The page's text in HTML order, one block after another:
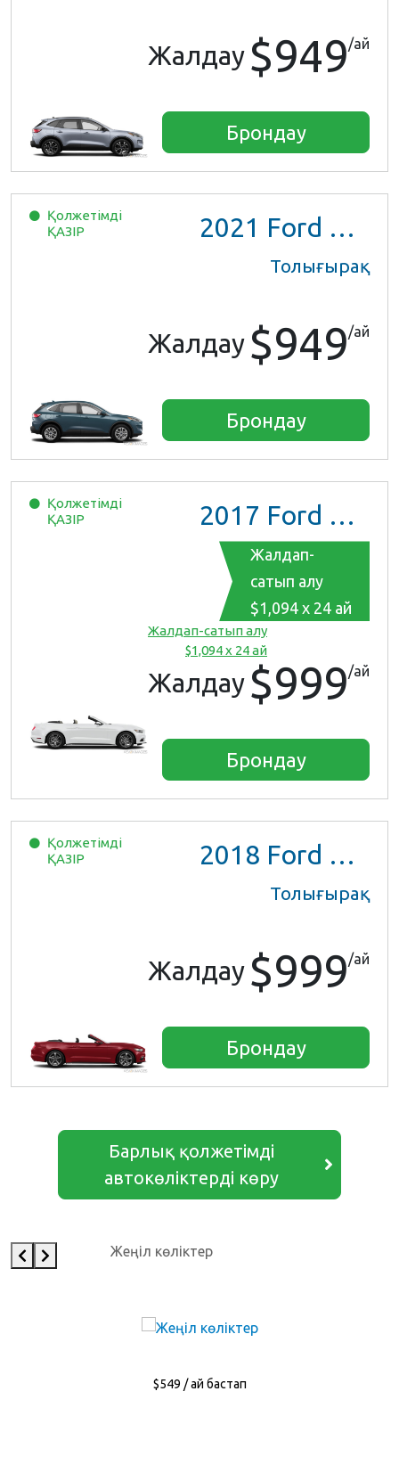
Жалдау $949/ай
Брондау
Қолжетімді
ҚАЗІР
2021 Ford Escape SE Hybrid
Толығырақ
Жалдау $949/ай
Брондау
Қолжетімді
ҚАЗІР
2017 Ford Mustang
Жалдап-
сатып алу
$1,094 x 24 ай
Жалдап-сатып алу
$1,094 x 24 ай
Жалдау $999/ай
Брондау
Қолжетімді
ҚАЗІР
2018 Ford Mustang
Толығырақ
Жалдау $999/ай
Брондау
Барлық қолжетімді
автокөліктерді көру
Жеңіл көліктер
$549 / ай бастап